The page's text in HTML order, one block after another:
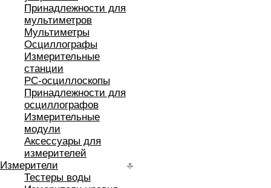
Принадлежности для
мультиметров
Мультиметры
Осциллографы
Измерительные
станции
РС-осциллоскопы
Принадлежности для
осциллографов
Измерительные
модули
Аксессуары для
измерителей
Измерители
Тестеры воды